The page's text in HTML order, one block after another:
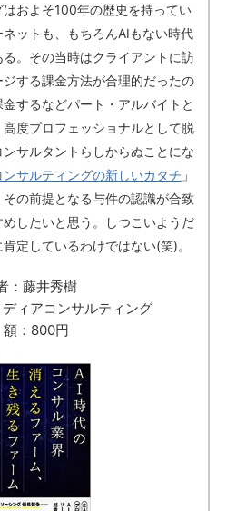
およそ100年の歴史を持ってい
ットも、もちろんAIもない時代
。その当時はクライアントに訪
する課金方法が合理的だったの
するなどパート・アルバイトと
度プロフェッショナルとして脱
サルタントらしからぬことにな
ンサルティングの新しいカタチ 」
の前提となる与件の認識が合致
したいと思う。しつこいようだ
定しているわけではない(笑)。
藤井秀樹
ィアコンサルティング
：800円